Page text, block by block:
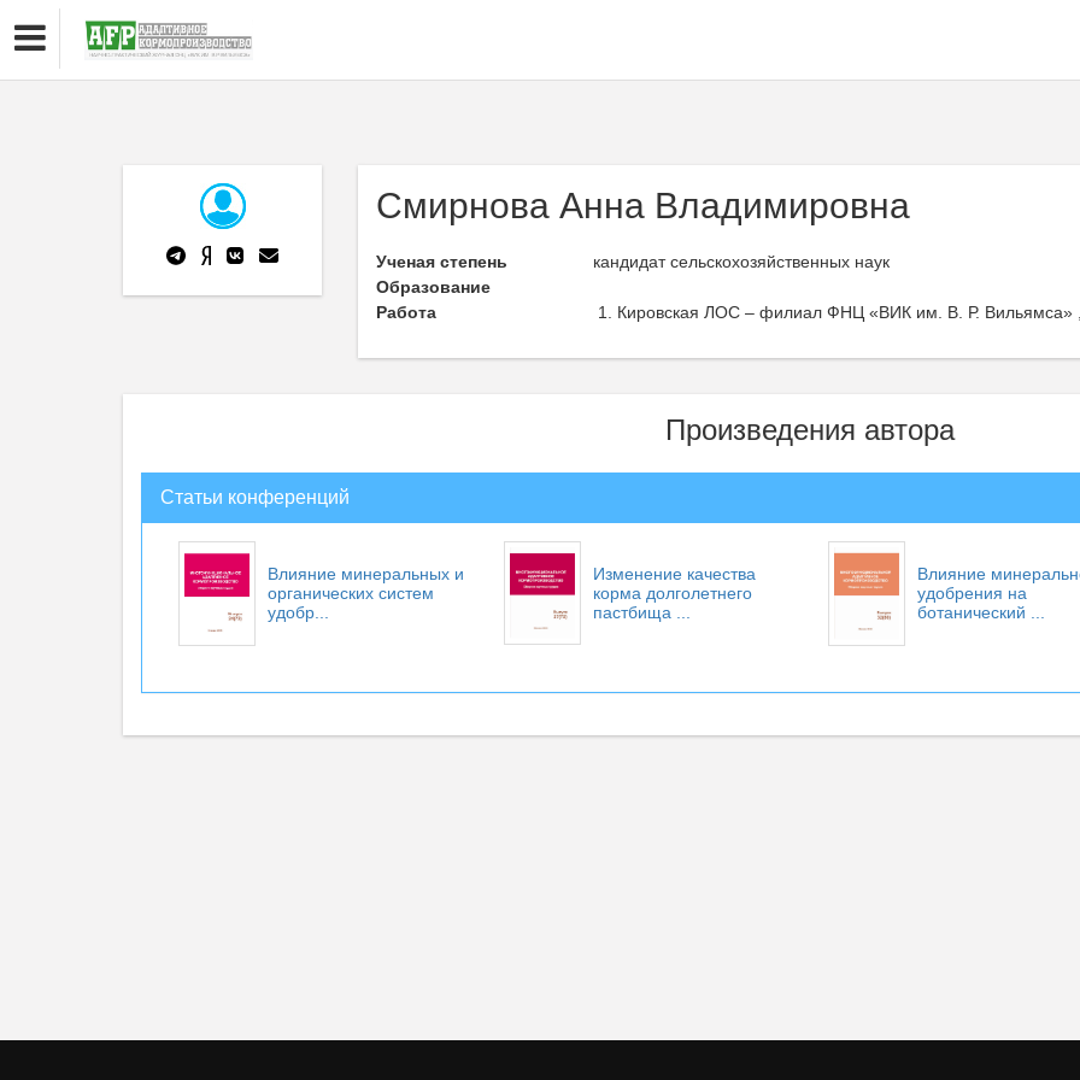
Смирнова Анна Владимировна
Ученая степень
кандидат сельскохозяйственных наук
Образование
Работа
Кировская ЛОС – филиал ФНЦ «ВИК им. В. Р. Вильямса»
Произведения автора
Статьи конференций
Влияние минеральных и
органических систем
удобр...
Изменение качества
корма долголетнего
пастбища ...
Влияние
удобрения на
ботанический ...